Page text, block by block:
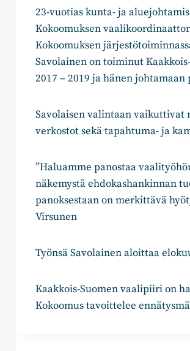
23-vuotias kunta- ja
Kokoomuksen
Kokoomuksen
Savolainen on toiminut
2017 – 2019 ja hänen
Savolaisen valintaan vaikuttivat
verkostot sekä tapahtuma- ja
”Haluamme panostaa
näkemystä ehdokashankinnan
panoksestaan on merkittävä
Virsunen
Työnsä Savolainen aloittaa
Kaakkois-Suomen vaalipiiri on
Kokoomus tavoittelee